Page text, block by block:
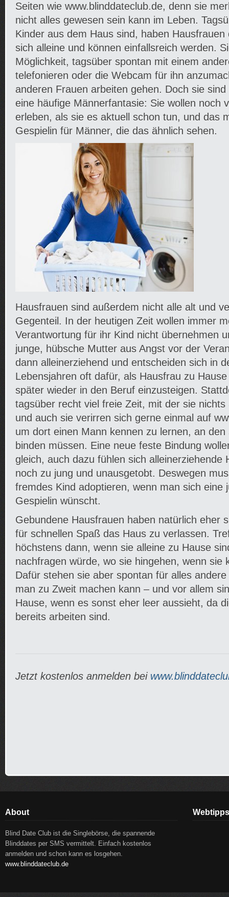
Seiten wie www.blinddateclub.de, denn sie
nicht alles gewesen sein kann im Leben.
Kinder aus dem Haus sind, haben
sich alleine und können einfallsreich werden.
Möglichkeit, tagsüber spontan mit einem
telefonieren oder die Webcam für ihn
anderen Frauen arbeiten gehen. Doch sie
eine häufige Männerfantasie: Sie wollen noch
erleben, als sie es aktuell schon tun, und das
Gespielin für Männer, die das ähnlich sehen.
Hausfrauen sind außerdem nicht alle alt und
Gegenteil. In der heutigen Zeit wollen immer
Verantwortung für ihr Kind nicht übernehmen
junge, hübsche Mutter aus Angst vor der
dann alleinerziehend und entscheiden sich in
Lebensjahren oft dafür, als Hausfrau zu
später wieder in den Beruf einzusteigen.
tagsüber recht viel freie Zeit, mit der sie nichts
und auch sie verirren sich gerne einmal auf
um dort einen Mann kennen zu lernen, an den
binden müssen. Eine neue feste Bindung
gleich, auch dazu fühlen sich alleinerziehende
noch zu jung und unausgetobt. Deswegen
fremdes Kind adoptieren, wenn man sich eine
Gespielin wünscht.
Gebundene Hausfrauen haben natürlich eher
für schnellen Spaß das Haus zu verlassen.
höchstens dann, wenn sie alleine zu Hause
nachfragen würde, wo sie hingehen, wenn sie
Dafür stehen sie aber spontan für alles
man zu Zweit machen kann – und vor allem
Hause, wenn es sonst eher leer aussieht, da
bereits arbeiten sind.
Jetzt kostenlos anmelden bei
About
Blind Date Club ist die Singlebörse, die spannende
Blinddates per SMS vermittelt. Einfach kostenlos
anmelden und schon kann es losgehen.
www.blinddateclub.de
Webtipps